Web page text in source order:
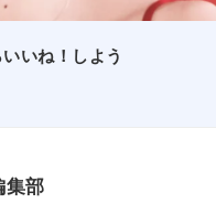
いね！しよう
集部